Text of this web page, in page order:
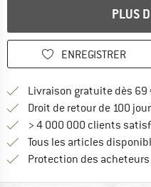
PLUS
ENREGISTRER
Livraison gratuite dès 69
Droit de retour de 100
> 4 000 000 clients
Tous les articles
Protection des acheteurs